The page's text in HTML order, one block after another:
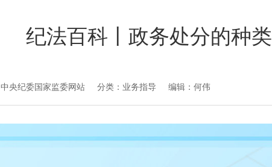
纪法百科丨政务处分的种类
中央纪委国家监委网站 分类：业务指导 编辑：何伟